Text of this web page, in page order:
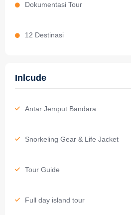
Dokumentasi Tour
12 Destinasi
Inlcude
Antar Jemput Bandara
Snorkeling Gear & Life Jacket
Tour Guide
Full day island tour